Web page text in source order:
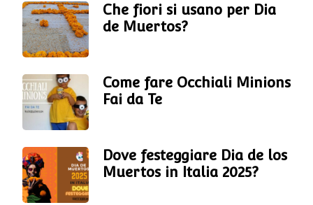
Che fiori si usano per Dia
de Muertos?
Come fare Occhiali Minions
Fai da Te
Dove festeggiare Dia de los
Muertos in Italia 2025?